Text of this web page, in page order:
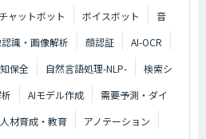
チャットボット ボイスボット
音
識・画像解析 顔認証
AI-OCR
保全 自然言語処理-NLP-
検索シ
AIモデル作成
需要予測・ダイ
材育成・教育
アノテーション